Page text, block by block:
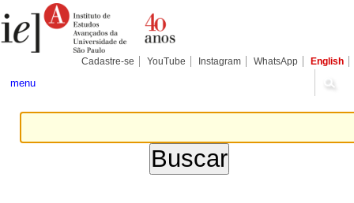
para
conteúdo.
Pessoais
Cadastre-se YouTube Instagram WhatsApp English
menu